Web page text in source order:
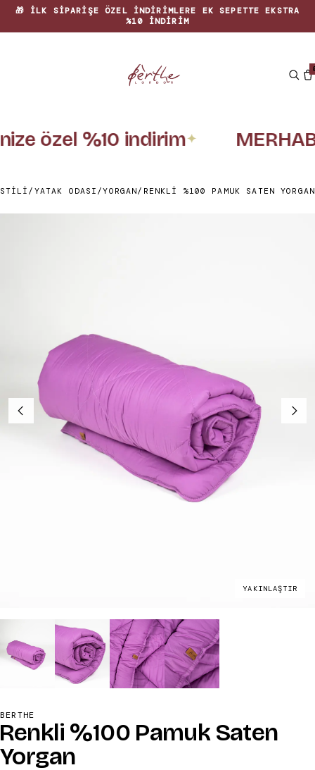
🎁 İLK SIPARIŞE ÖZEL INDIRIMLERE EK SEPETTE EKSTRA
%10 INDIRIM
özel %10 indirim✦
/ YATAK ODASI /YORGAN/ RENKLI %100 PAMUK SATEN YORGAN
YAKINLAŞTIR
BERTHE
%100 Pamuk Saten
Yorgan